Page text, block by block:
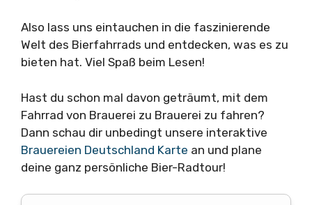
Also lass uns eintauchen in die faszinierende
Welt des Bierfahrrads und entdecken, was es zu
bieten hat. Viel Spaß beim Lesen!
Hast du schon mal davon geträumt, mit dem
Fahrrad von Brauerei zu Brauerei zu fahren?
Dann schau dir unbedingt unsere interaktive
Brauereien Deutschland Karte an und plane
deine ganz persönliche Bier-Radtour!